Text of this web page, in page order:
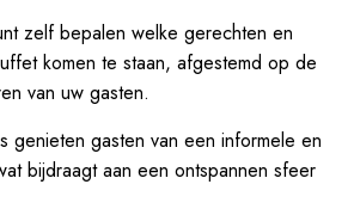
zelf bepalen welke gerechten en
komen te staan, afgestemd op de
van uw gasten.
genieten gasten van een informele en
bijdraagt aan een ontspannen sfeer